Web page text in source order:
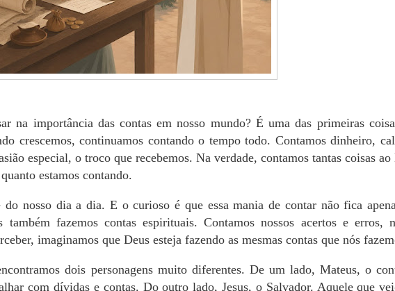
na importância das contas em nosso mundo? É uma das primeiras
crescemos, continuamos contando o tempo todo. Contamos dinheiro,
especial, o troco que recebemos. Na verdade, contamos tantas coisas
estamos contando.
do nosso dia a dia. E o curioso é que essa mania de contar não fica
também fazemos contas espirituais. Contamos nossos acertos e erros,
imaginamos que Deus esteja fazendo as mesmas contas que nós
dois personagens muito diferentes. De um lado, Mateus, o
com dívidas e contas. Do outro lado, Jesus, o Salvador. Aquele que